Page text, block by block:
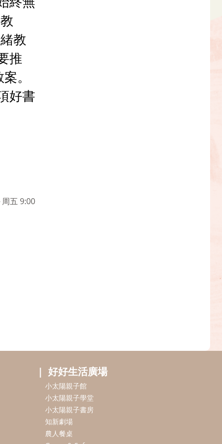
教
推
。
好書
五 9:00
好好生活廣場
小太陽親子館
小太陽親子學堂
小太陽親子書房
知新劇場
農人餐桌